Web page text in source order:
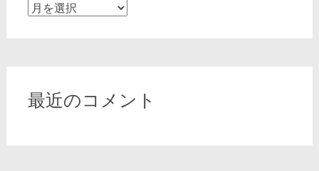
ア
最近のコメント